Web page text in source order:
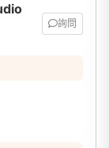
詢問